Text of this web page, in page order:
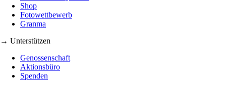
Shop
Fotowettbewerb
Granma
→ Unterstützen
Genossenschaft
Aktionsbüro
Spenden